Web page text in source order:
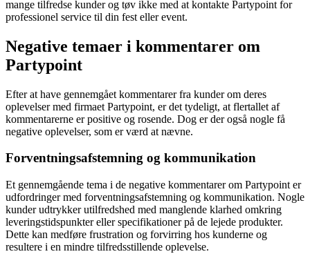
mange tilfredse kunder og tøv ikke med at kontakte Partypoint for
professionel service til din fest eller event.
Negative temaer i kommentarer om
Partypoint
Efter at have gennemgået kommentarer fra kunder om deres
oplevelser med firmaet Partypoint, er det tydeligt, at flertallet af
kommentarerne er positive og rosende. Dog er der også nogle få
negative oplevelser, som er værd at nævne.
Forventningsafstemning og kommunikation
Et gennemgående tema i de negative kommentarer om Partypoint er
udfordringer med forventningsafstemning og kommunikation. Nogle
kunder udtrykker utilfredshed med manglende klarhed omkring
leveringstidspunkter eller specifikationer på de lejede produkter.
Dette kan medføre frustration og forvirring hos kunderne og
resultere i en mindre tilfredsstillende oplevelse.